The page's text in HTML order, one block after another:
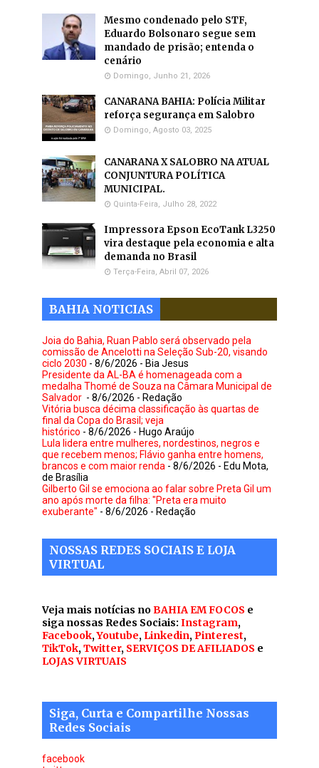
Mesmo condenado pelo STF,
Eduardo Bolsonaro segue sem
mandado de prisão; entenda o
cenário
Domingo, Junho 21, 2026
CANARANA BAHIA: Polícia Militar
reforça segurança em Salobro
Domingo, Agosto 03, 2025
CANARANA X SALOBRO NA ATUAL
CONJUNTURA POLÍTICA
MUNICIPAL.
Quinta-Feira, Julho 28, 2022
Impressora Epson EcoTank L3250
vira destaque pela economia e alta
demanda no Brasil
Terça-Feira, Abril 07, 2026
BAHIA NOTICIAS
Joia do Bahia, Ruan Pablo será observado pela
comissão de Ancelotti na Seleção Sub-20, visando
ciclo 2030 - 8/6/2026 - Bia Jesus
Presidente da AL-BA é homenageada com a
medalha Thomé de Souza na Câmara Municipal de
Salvador - 8/6/2026 - Redação
Vitória busca décima classificação às quartas de
final da Copa do Brasil; veja
histórico - 8/6/2026 - Hugo Araújo
Lula lidera entre mulheres, nordestinos, negros e
que recebem menos; Flávio ganha entre homens,
brancos e com maior renda - 8/6/2026 - Edu Mota,
de Brasília
Gilberto Gil se emociona ao falar sobre Preta Gil um
ano após morte da filha: "Preta era muito
exuberante" - 8/6/2026 - Redação
NOSSAS REDES SOCIAIS E LOJA
VIRTUAL
Veja mais notícias noBAHIA EM FOCOS e
siga nossas Redes Sociais: Instagram,
Facebook,Youtube, Linkedin,Pinterest,
TikTok,Twitter, SERVIÇOS DE AFILIADOS e
LOJAS VIRTUAIS
Siga, Curta e Compartilhe Nossas
Redes Sociais
facebook